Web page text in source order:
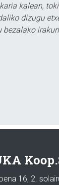
kalean,
dizugu
16, 2.